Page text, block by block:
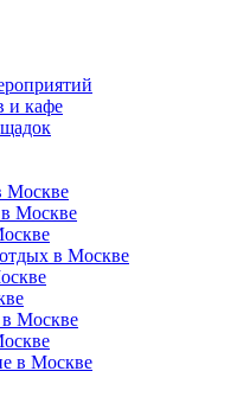
и кафе
Москве
Москве
в Москве
в Москве
в Москве